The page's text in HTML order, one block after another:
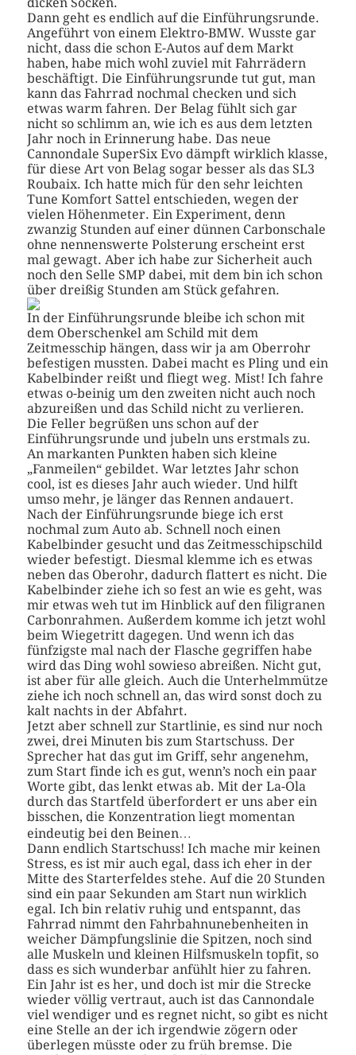
Dann geht es endlich auf die Einführungsrunde.
Angeführt von einem Elektro-BMW. Wusste gar
nicht, dass die schon E-Autos auf dem Markt
haben, habe mich wohl zuviel mit Fahrrädern
beschäftigt. Die Einführungsrunde tut gut, man
kann das Fahrrad nochmal checken und sich
etwas warm fahren. Der Belag fühlt sich gar
nicht so schlimm an, wie ich es aus dem letzten
Jahr noch in Erinnerung habe. Das neue
Cannondale SuperSix Evo dämpft wirklich klasse,
für diese Art von Belag sogar besser als das SL3
Roubaix. Ich hatte mich für den sehr leichten
Tune Komfort Sattel entschieden, wegen der
vielen Höhenmeter. Ein Experiment, denn
zwanzig Stunden auf einer dünnen Carbonschale
ohne nennenswerte Polsterung erscheint erst
mal gewagt. Aber ich habe zur Sicherheit auch
noch den Selle SMP dabei, mit dem bin ich schon
über dreißig Stunden am Stück gefahren.
In der Einführungsrunde bleibe ich schon mit
dem Oberschenkel am Schild mit dem
Zeitmesschip hängen, dass wir ja am Oberrohr
befestigen mussten. Dabei macht es Pling und ein
Kabelbinder reißt und fliegt weg. Mist! Ich fahre
etwas o-beinig um den zweiten nicht auch noch
abzureißen und das Schild nicht zu verlieren.
Die Feller begrüßen uns schon auf der
Einführungsrunde und jubeln uns erstmals zu.
An markanten Punkten haben sich kleine
„Fanmeilen“ gebildet. War letztes Jahr schon
cool, ist es dieses Jahr auch wieder. Und hilft
umso mehr, je länger das Rennen andauert.
Nach der Einführungsrunde biege ich erst
nochmal zum Auto ab. Schnell noch einen
Kabelbinder gesucht und das Zeitmesschipschild
wieder befestigt. Diesmal klemme ich es etwas
neben das Oberohr, dadurch flattert es nicht. Die
Kabelbinder ziehe ich so fest an wie es geht, was
mir etwas weh tut im Hinblick auf den filigranen
Carbonrahmen. Außerdem komme ich jetzt wohl
beim Wiegetritt dagegen. Und wenn ich das
fünfzigste mal nach der Flasche gegriffen habe
wird das Ding wohl sowieso abreißen. Nicht gut,
ist aber für alle gleich. Auch die Unterhelmmütze
ziehe ich noch schnell an, das wird sonst doch zu
kalt nachts in der Abfahrt.
Jetzt aber schnell zur Startlinie, es sind nur noch
zwei, drei Minuten bis zum Startschuss. Der
Sprecher hat das gut im Griff, sehr angenehm,
zum Start finde ich es gut, wenn’s noch ein paar
Worte gibt, das lenkt etwas ab. Mit der La-Ola
durch das Startfeld überfordert er uns aber ein
bisschen, die Konzentration liegt momentan
eindeutig bei den Beinen…
Dann endlich Startschuss! Ich mache mir keinen
Stress, es ist mir auch egal, dass ich eher in der
Mitte des Starterfeldes stehe. Auf die 20 Stunden
sind ein paar Sekunden am Start nun wirklich
egal. Ich bin relativ ruhig und entspannt, das
Fahrrad nimmt den Fahrbahnunebenheiten in
weicher Dämpfungslinie die Spitzen, noch sind
alle Muskeln und kleinen Hilfsmuskeln topfit, so
dass es sich wunderbar anfühlt hier zu fahren.
Ein Jahr ist es her, und doch ist mir die Strecke
wieder völlig vertraut, auch ist das Cannondale
viel wendiger und es regnet nicht, so gibt es nicht
eine Stelle an der ich irgendwie zögern oder
überlegen müsste oder zu früh bremse. Die